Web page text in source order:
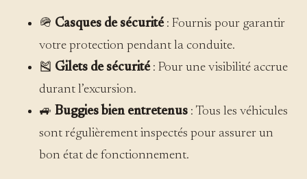
🪖 Casques de sécurité: Fournis pour garantir
votre protection pendant la conduite.
🎽 Gilets de sécurité: Pour une visibilité accrue
durant l’excursion.
🚙 Buggies bien entretenus: Tous les véhicules
sont régulièrement inspectés pour assurer un
bon état de fonctionnement.